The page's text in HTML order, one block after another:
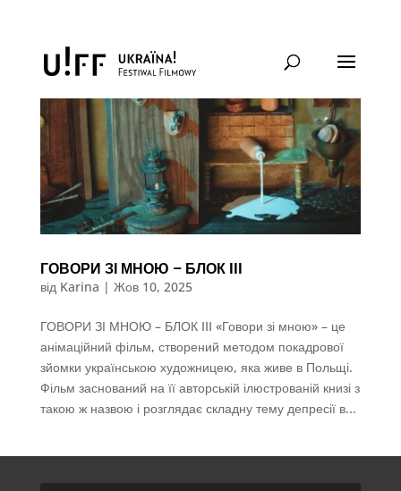
ГОВОРИ ЗІ МНОЮ – БЛОК III
від Karina | Жов 10, 2025
ГОВОРИ ЗІ МНОЮ – БЛОК III «Говори зі мною» – це
анімаційний фільм, створений методом покадрової
зйомки українською художницею, яка живе в Польщі.
Фільм заснований на її авторській ілюстрованій книзі з
такою ж назвою і розглядає складну тему депресії в...